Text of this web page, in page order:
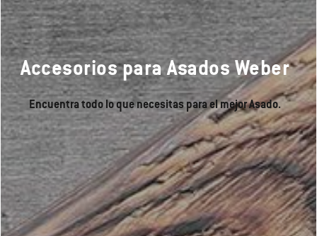
Accesorios para Asados Weber
Encuentra todo lo que necesitas para el mejor Asado.